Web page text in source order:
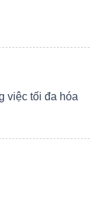
việc tối đa hóa